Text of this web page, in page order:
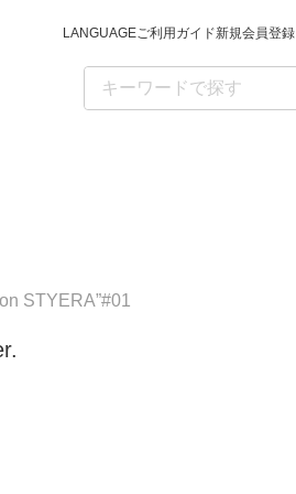
LANGUAGEご利用ガイド新規会員登録
STYERA”#01